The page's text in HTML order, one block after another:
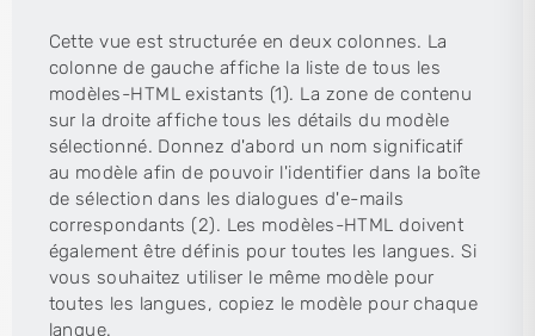
Cette vue est structurée en deux colonnes. La
colonne de gauche affiche la liste de tous les
modèles-HTML existants (1). La zone de contenu
sur la droite affiche tous les détails du modèle
sélectionné. Donnez d'abord un nom significatif
au modèle afin de pouvoir l'identifier dans la boîte
de sélection dans les dialogues d'e-mails
correspondants (2). Les modèles-HTML doivent
également être définis pour toutes les langues. Si
vous souhaitez utiliser le même modèle pour
toutes les langues, copiez le modèle pour chaque
langue.